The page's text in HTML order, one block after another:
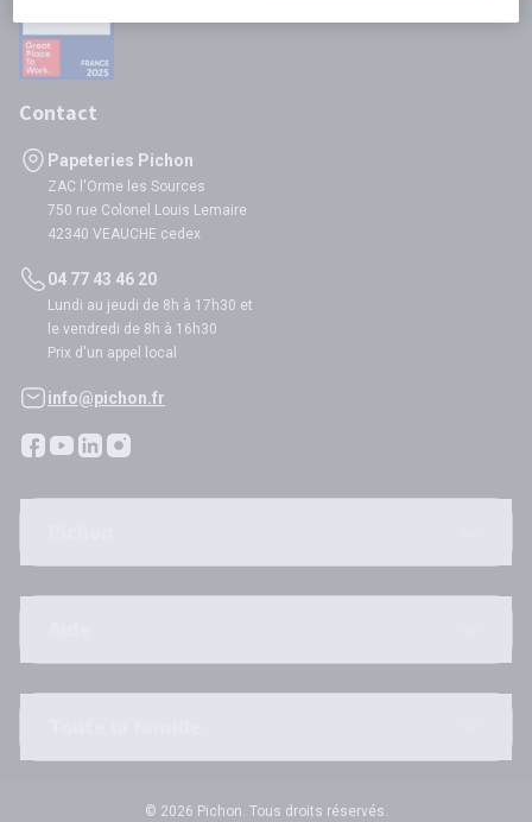
Contact
Papeteries Pichon
ZAC l'Orme les Sources
750 rue Colonel Louis Lemaire
42340 VEAUCHE cedex
04 77 43 46 20
Lundi au jeudi de 8h à 17h30 et
le vendredi de 8h à 16h30
Prix d'un appel local
info@pichon.fr
© 2026 Pichon. Tous droits réservés.